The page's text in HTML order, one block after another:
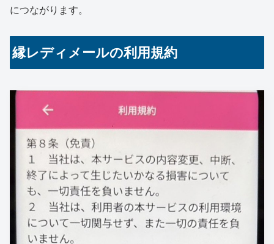
につながります。
縁レディメールの利用規約